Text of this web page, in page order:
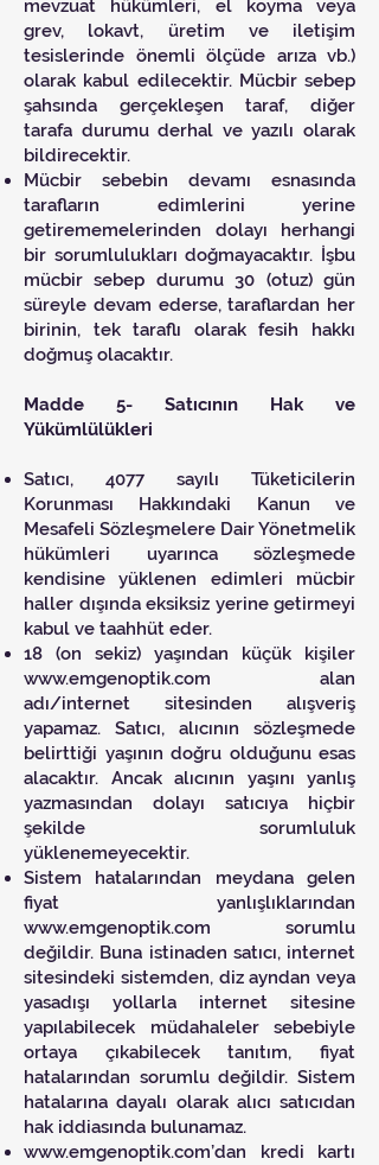
mevzuat hükümleri, el koyma veya
grev, lokavt, üretim ve iletişim
tesislerinde önemli ölçüde arıza vb.)
olarak kabul edilecektir. Mücbir sebep
şahsında gerçekleşen taraf, diğer
tarafa durumu derhal ve yazılı olarak
bildirecektir.
Mücbir sebebin devamı esnasında
tarafların edimlerini yerine
getirememelerinden dolayı herhangi
bir sorumlulukları doğmayacaktır. İşbu
mücbir sebep durumu 30 (otuz) gün
süreyle devam ederse, taraflardan her
birinin, tek taraflı olarak fesih hakkı
doğmuş olacaktır.
Madde 5- Satıcının Hak ve
Yükümlülükleri
Satıcı, 4077 sayılı Tüketicilerin
Korunması Hakkındaki Kanun ve
Mesafeli Sözleşmelere Dair Yönetmelik
hükümleri uyarınca sözleşmede
kendisine yüklenen edimleri mücbir
haller dışında eksiksiz yerine getirmeyi
kabul ve taahhüt eder.
18 (on sekiz) yaşından küçük kişiler
www.emgenoptik.com alan
adı/internet sitesinden alışveriş
yapamaz. Satıcı, alıcının sözleşmede
belirttiği yaşının doğru olduğunu esas
alacaktır. Ancak alıcının yaşını yanlış
yazmasından dolayı satıcıya hiçbir
şekilde sorumluluk
yüklenemeyecektir.
Sistem hatalarından meydana gelen
fiyat yanlışlıklarından
www.emgenoptik.com sorumlu
değildir. Buna istinaden satıcı, internet
sitesindeki sistemden, diz ayndan veya
yasadışı yollarla internet sitesine
yapılabilecek müdahaleler sebebiyle
ortaya çıkabilecek tanıtım, fiyat
hatalarından sorumlu değildir. Sistem
hatalarına dayalı olarak alıcı satıcıdan
hak iddiasında bulunamaz.
www.emgenoptik.com’dan kredi kartı